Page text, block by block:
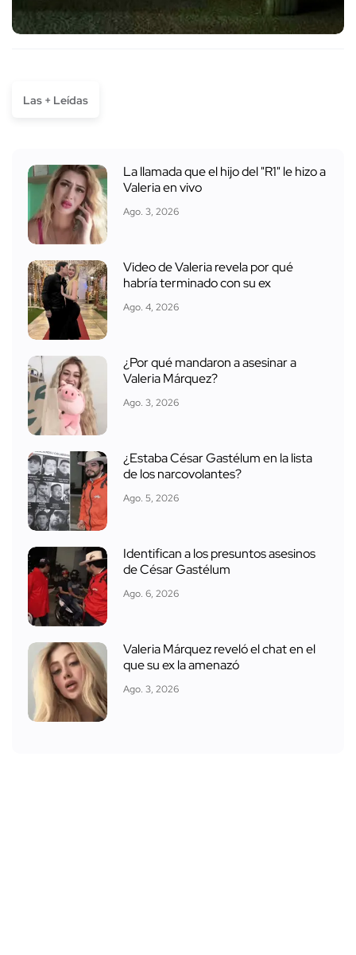
Las + Leídas
La llamada que el hijo del "R1" le hizo a
Valeria en vivo
Ago. 3, 2026
Video de Valeria revela por qué
habría terminado con su ex
Ago. 4, 2026
¿Por qué mandaron a asesinar a
Valeria Márquez?
Ago. 3, 2026
¿Estaba César Gastélum en la lista
de los narcovolantes?
Ago. 5, 2026
Identifican a los presuntos asesinos
de César Gastélum
Ago. 6, 2026
Valeria Márquez reveló el chat en el
que su ex la amenazó
Ago. 3, 2026